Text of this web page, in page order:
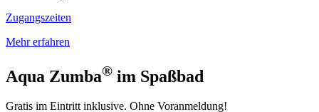
Zugangszeiten
Mehr erfahren
Aqua Zumba® im Spaßbad
Gratis im Eintritt inklusive. Ohne Voranmeldung!